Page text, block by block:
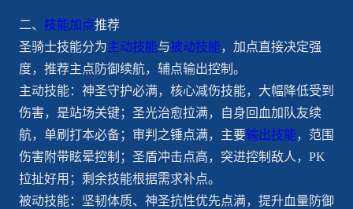
二、 技能加点推荐
圣骑士技能分为主动技能与被动技能，加点直接决定强
度，推荐主点防御续航，辅点输出控制。
主动技能：神圣守护必满，核心减伤技能，大幅降低受到
伤害，是站场关键；圣光治愈拉满，自身回血加队友续
航，单刷打本必备；审判之锤点满，主要输出技能，范围
伤害附带眩晕控制；圣盾冲击点高，突进控制敌人，PK
拉扯好用；剩余技能根据需求补点。
被动技能：坚韧体质、神圣抗性优先点满，提升血量防御